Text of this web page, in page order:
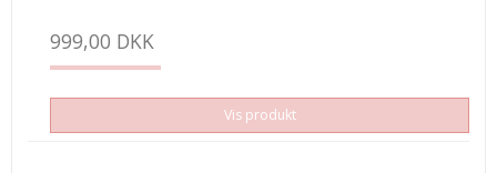
999,00 DKK
Vis produkt